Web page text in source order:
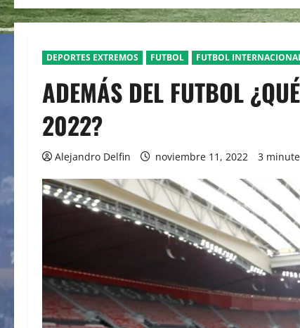
DEPORTES EXTREMOS FUTBOL FUTBOL
ADEMÁS DEL FUTBOL
2022?
Alejandro Delfin noviembre 11, 2022 3